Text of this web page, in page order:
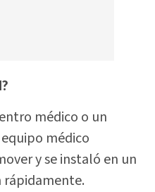
médico o un
médico
y se instaló en un
rápidamente.